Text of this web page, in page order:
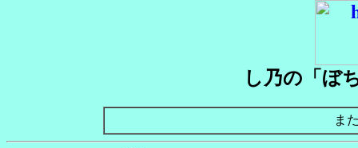
し乃の「ぼ
ま